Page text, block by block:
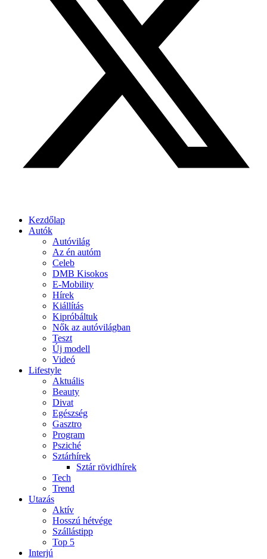
Kezdőlap
Autók
Autóvilág
Az én autóm
Celeb
DMB Kisokos
E-Mobility
Hírek
Kiállítás
Kipróbáltuk
Nők az autóvilágban
Teszt
Új modell
Videó
Lifestyle
Aktuális
Beauty
Divat
Egészség
Gasztro
Program
Psziché
Sztárhírek
Sztár rövidhírek
Tech
Trend
Utazás
Aktív
Hosszú hétvége
Szállástipp
Top 5
Interjú